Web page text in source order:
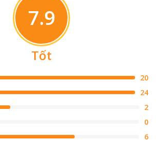
7.9
Tốt
20
24
2
0
6